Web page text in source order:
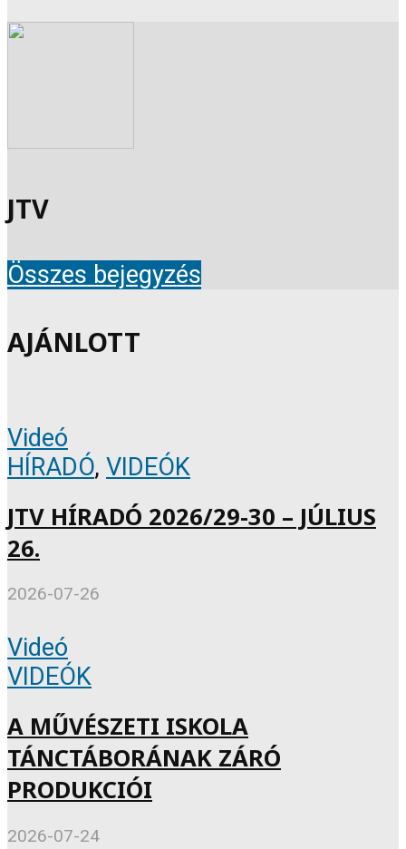
JTV
Összes bejegyzés
AJÁNLOTT
Videó
HÍRADÓ, VIDEÓK
JTV HÍRADÓ 2026/29-30 – JÚLIUS
26.
2026-07-26
Videó
VIDEÓK
A MŰVÉSZETI ISKOLA
TÁNCTÁBORÁNAK ZÁRÓ
PRODUKCIÓI
2026-07-24